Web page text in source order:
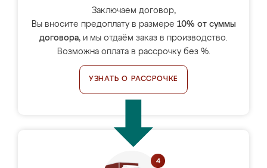
Заключаем договор,
Вы вносите предоплату в размере 10% от суммы
договора, и мы отдаём заказ в производство.
Возможна оплата в рассрочку без %.
УЗНАТЬ О РАССРОЧКЕ